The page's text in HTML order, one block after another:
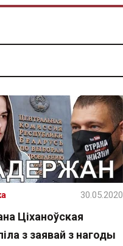
Ціханоўская
з заявай з нагоды
30.05.2020